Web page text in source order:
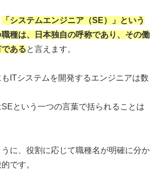
「システムエンジニア（SE）」という
種は、日本独自の呼称であり、その働
あると言えます。
ITシステムを開発するエンジニアは数
という一つの言葉で括られることは
に、役割に応じて職種名が明確に分か
です。